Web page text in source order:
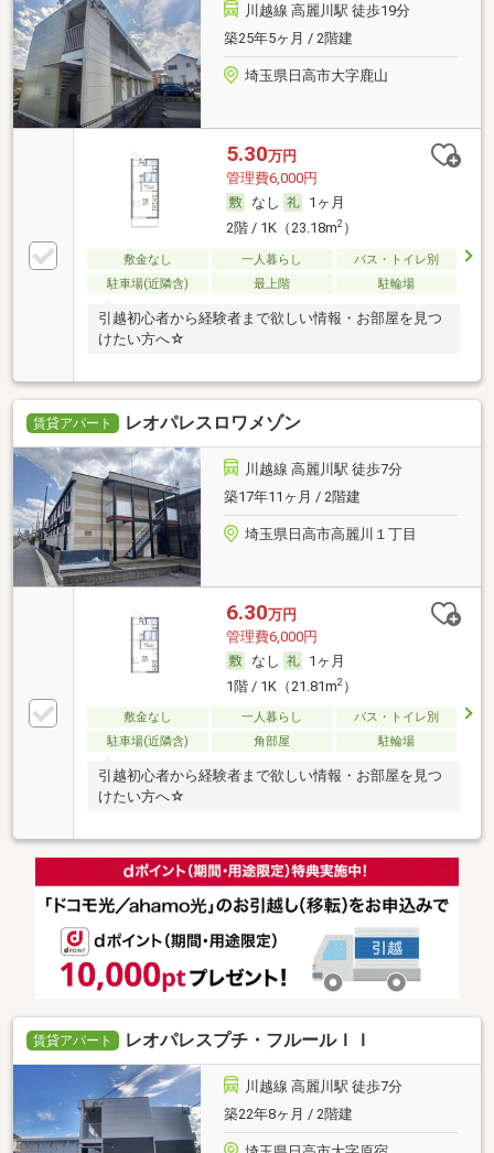
川越線 高麗川駅 徒歩19分
築25年5ヶ月 / 2階建
埼玉県日高市大字鹿山
5.30万円
管理費6,000円
なし
1ヶ月
2階 / 1K（23.18m2）
敷金なし 一人暮らし
バス・トイレ別
駐車場(近隣含)
最上階 駐輪場
引越初心者から経験者まで欲しい情報・お部屋を見つ
けたい方へ☆
賃貸アパート レオパレスロワメゾン
川越線 高麗川駅 徒歩7分
築17年11ヶ月 / 2階建
埼玉県日高市高麗川１丁目
6.30万円
管理費6,000円
なし
1ヶ月
1階 / 1K（21.81m2）
敷金なし 一人暮らし
バス・トイレ別
駐車場(近隣含)
角部屋 駐輪場
引越初心者から経験者まで欲しい情報・お部屋を見つ
けたい方へ☆
賃貸アパート レオパレスプチ・フルールＩＩ
川越線 高麗川駅 徒歩7分
築22年8ヶ月 / 2階建